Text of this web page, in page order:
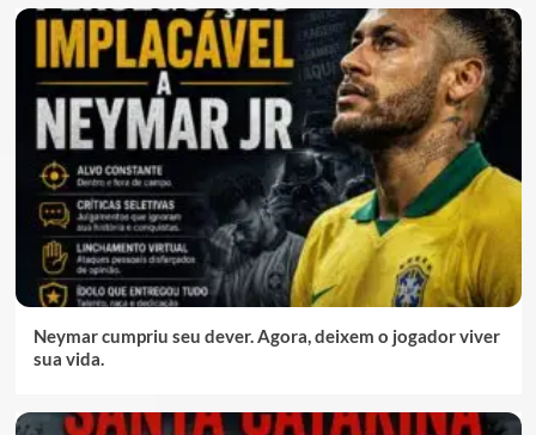
Neymar cumpriu seu dever. Agora, deixem o jogador viver
sua vida.